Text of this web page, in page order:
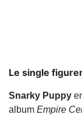
Le single
Snarky Puppy
album Empire